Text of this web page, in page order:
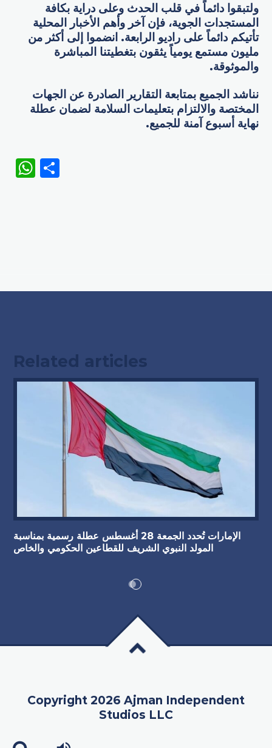
ولتبقوا دائماً في قلب الحدث وعلى دراية بكافة
المستجدات الجوية، فإن آخر وأهم الأخبار المحلية
تأتيكم دائماً على راديو الرابعة. انضموا إلى أكثر من
مليون مستمع يومياً يثقون بتغطيتنا المباشرة
والموثوقة.
نناشد الجميع بمتابعة التقارير الصادرة عن الجهات
المختصة والالتزام بتعليمات السلامة لضمان عطلة
نهاية أسبوع آمنة للجميع.
WhatsApp
Related articles
الإمارات تُحدد الجمعة 28 أغسطس عطلة رسمية بمناسبة
المولد النبوي الشريف للقطاعين الحكومي والخاص
Copyright 2026 Ajman Independent
Studios LLC